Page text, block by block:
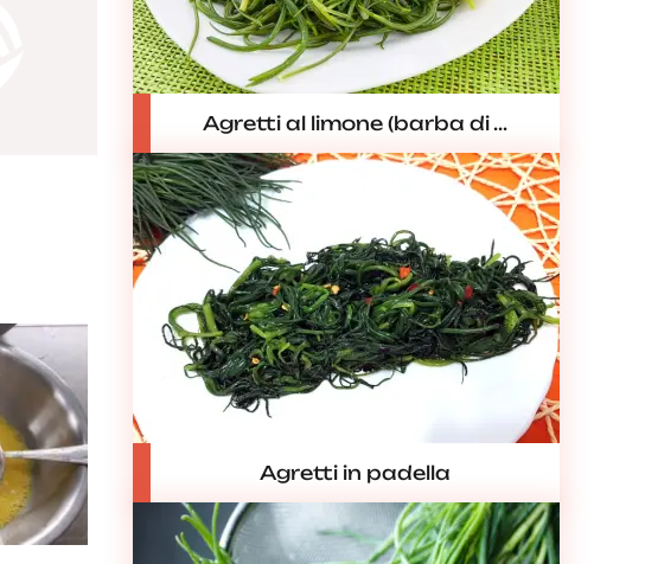
Agretti al limone (barba di ...
Agretti in padella